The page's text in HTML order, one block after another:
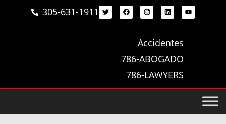
305-631-1911
Accidentes
786-ABOGADO
786-LAWYERS